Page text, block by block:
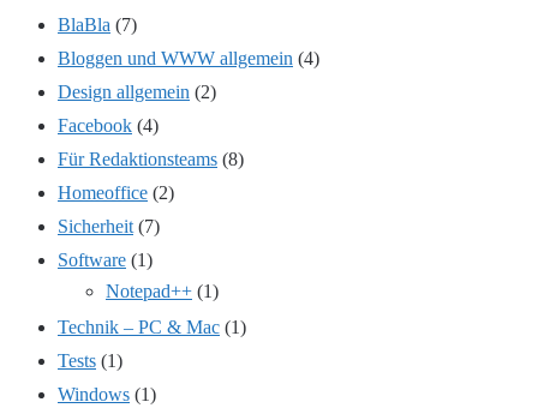
BlaBla (7)
Bloggen und WWW allgemein (4)
Design allgemein (2)
Facebook (4)
Für Redaktionsteams (8)
Homeoffice (2)
Sicherheit(7)
Software (1)
Notepad++ (1)
Technik – PC & Mac (1)
Tests (1)
Windows (1)